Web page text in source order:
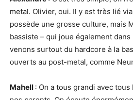
metal. Olivier, oui. Il y est très lié
possède une grosse culture, mais
bassiste – qui joue également
venons surtout du hardcore à la
ouverts au post-metal, comme
Mahell : On a tous grandi avec